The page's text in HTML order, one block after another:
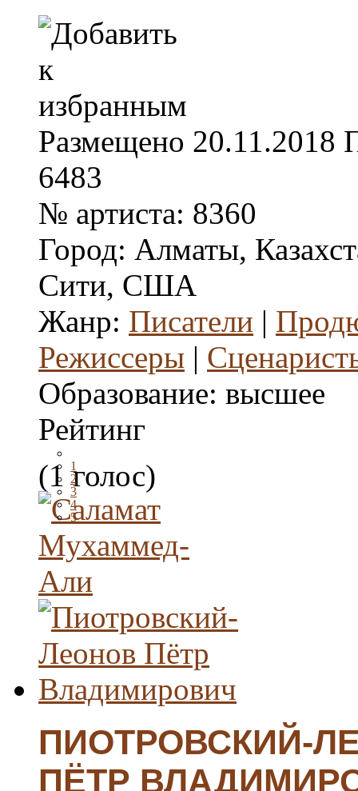
Размещено 20.11.2018
6483
№ артиста: 8360
Город: Алматы,
Сити, США
Жанр: Писатели |
Режиссеры |
Образование: высшее
Рейтинг
1
2
3
4
5
(1 голос)
ПИОТРОВСКИЙ-
ПЁТР